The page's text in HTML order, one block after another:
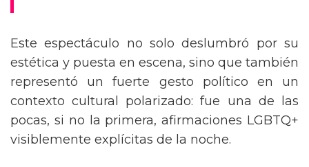
Este espectáculo no solo deslumbró por su
estética y puesta en escena, sino que también
representó un fuerte gesto político en un
contexto cultural polarizado: fue una de las
pocas, si no la primera, afirmaciones LGBTQ+
visiblemente explícitas de la noche.